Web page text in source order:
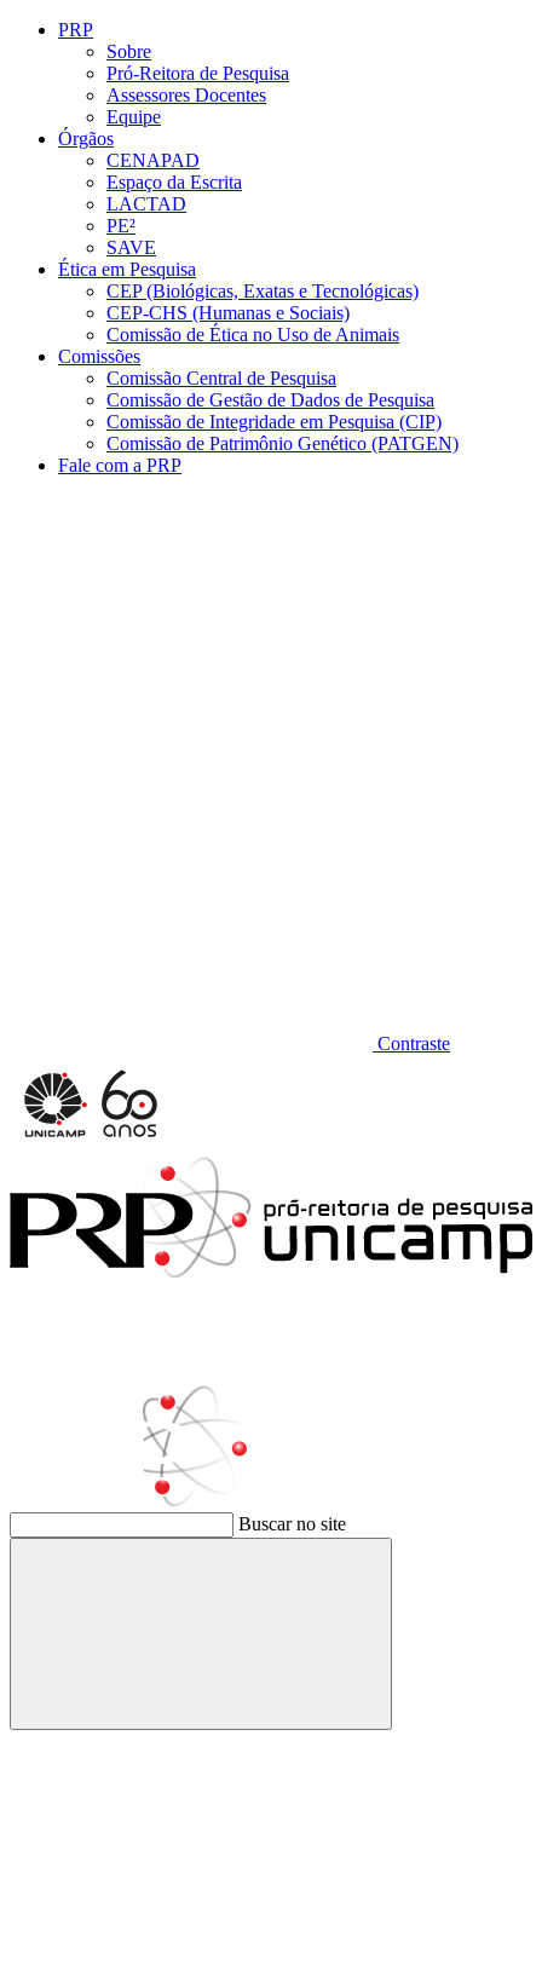
Conteúdo principal
PRP
Sobre
Pró-Reitora de Pesquisa
Assessores Docentes
Equipe
Órgãos
CENAPAD
Espaço da Escrita
LACTAD
PE²
SAVE
Ética em Pesquisa
CEP (Biológicas, Exatas e Tecnológicas)
CEP-CHS (Humanas e Sociais)
Comissão de Ética no Uso de Animais
Comissões
Comissão Central de Pesquisa
Comissão de Gestão de Dados de Pesquisa
Comissão de Integridade em Pesquisa (CIP)
Comissão de Patrimônio Genético (PATGEN)
Fale com a PRP
Contraste
Buscar no site
Buscar